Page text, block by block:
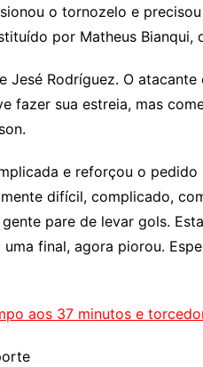
o tornozelo e
por Matheus Bianqui,
Rodríguez. O atacante
fazer sua estreia, mas
e reforçou o pedido
difícil, complicado,
pare de levar gols.
final, agora piorou.
aos 37 minutos e